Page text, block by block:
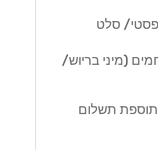
פסטי/ סלט
(מיני בריוש/
תשלום